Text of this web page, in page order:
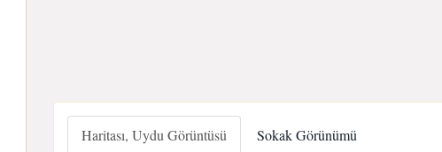
Haritası, Uydu Görüntüsü Sokak Görünümü